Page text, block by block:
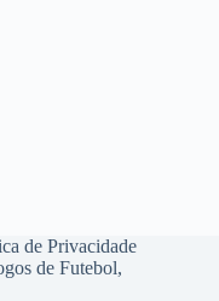
de Privacidade
de Futebol,